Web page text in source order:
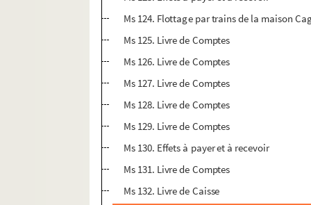
Ms 124. Flottage par trains de la maison
Ms 125. Livre de Comptes
Ms 126. Livre de Comptes
Ms 127. Livre de Comptes
Ms 128. Livre de Comptes
Ms 129. Livre de Comptes
Ms 130. Effets à payer et à recevoir
Ms 131. Livre de Comptes
Ms 132. Livre de Caisse